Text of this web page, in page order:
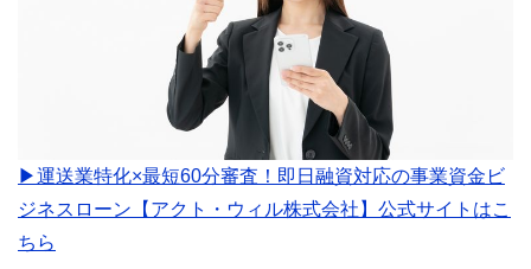
▶運送業特化×最短60分審査！即日融資対応の事業資金ビ
ジネスローン【アクト・ウィル株式会社】公式サイトはこ
ちら